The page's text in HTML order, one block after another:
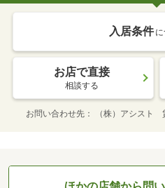
入居条件
お店で直接
相談する
お問い合わせ先 （株）アシスト